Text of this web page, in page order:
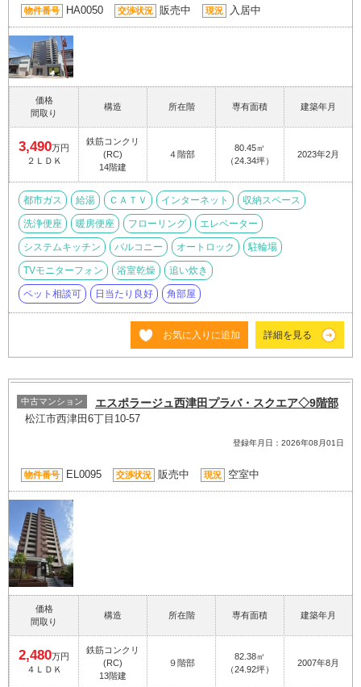
物件番号 HA0050 交渉状況 販売中 現況 入居中
価格
間取り
構造 所在階 専有面積 建築年月
3,490万円
２ＬＤＫ
鉄筋コンクリ
(RC)
14階建
４階部
80.45㎡
（24.34坪）
2023年2月
都市ガス 給湯 ＣＡＴＶ インターネット 収納スペース
洗浄便座 暖房便座 フローリング エレベーター
システムキッチン バルコニー オートロック 駐輪場
TVモニターフォン 浴室乾燥 追い炊き
ペット相談可 日当たり良好 角部屋
お気に入りに追加 詳細を見る
中古マンション エスポラージュ西津田プラバ・スクエア◇9階部
松江市西津田6丁目10-57
登録年月日：2026年08月01日
物件番号 EL0095 交渉状況 販売中 現況 空室中
価格
間取り
構造 所在階 専有面積 建築年月
2,480万円
４ＬＤＫ
鉄筋コンクリ
(RC)
13階建
９階部
82.38㎡
（24.92坪）
2007年8月